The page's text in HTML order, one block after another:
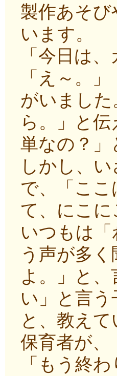
製作あそ
います。
「今日は
「え～。
がいまし
ら。」と
単なの？
しかし、
で、「こ
て、にこ
いつもは
う声が多
よ。」と
い」と言
と、教え
保育者が
「もう終